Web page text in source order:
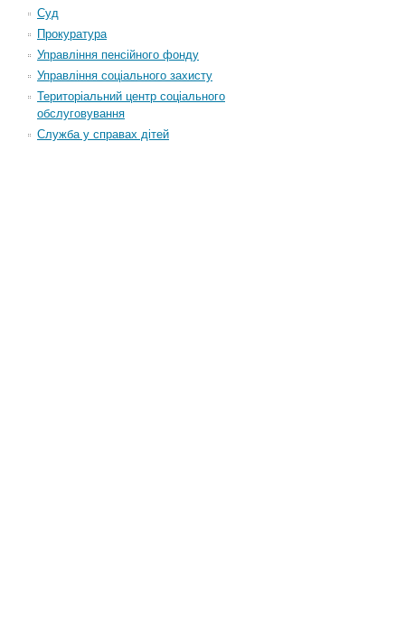
Суд
Прокуратура
Управління пенсійного фонду
Управління соціального захисту
Територіальний центр соціального
обслуговування
Служба у справах дітей